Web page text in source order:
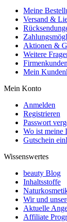
Meine
Versand &
Aktionen &
Weitere
Firmenkunden
Mein
Mein Konto
Anmelden
Registrieren
Passwort
Wo ist meine
Gutschein
Wissenswertes
beauty Blog
Inhaltsstoffe
Wir und
Aktuelle
Affiliate